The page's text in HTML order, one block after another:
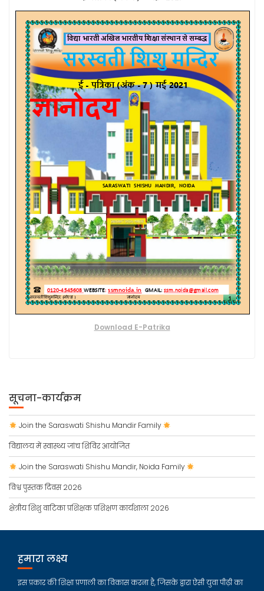
Download E-Patrika
सूचना-कार्यक्रम
Join the Saraswati Shishu Mandir Family
विद्यालय में स्वास्थ्य जांच शिविर आयोजित
Join the Saraswati Shishu Mandir, Noida Family
विश्व पुस्तक दिवस 2026
क्षेत्रीय शिशु वाटिका प्रशिक्षक प्रशिक्षण कार्यशाला 2026
हमारा लक्ष्य
इस प्रकार की शिक्षा प्रणाली का विकास करना है, जिसके द्वारा ऐसी युवा पीढ़ी का